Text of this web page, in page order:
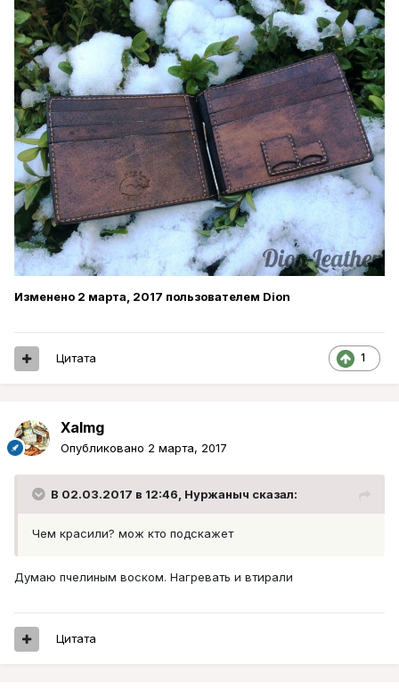
Изменено 2 марта, 2017 пользователем Dion
1
Цитата
Xalmg
Опубликовано 2 марта, 2017
В 02.03.2017 в 12:46, Нуржаныч сказал:
Чем красили? мож кто подскажет
Думаю пчелиным воском. Нагревать и втирали
Цитата